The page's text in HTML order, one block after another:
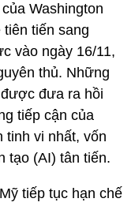
Washington
tiến sang
vào ngày 16/11,
thủ. Những
đưa ra hồi
tiếp cận của
tinh vi nhất, vốn
tạo (AI) tân tiến.
tiếp tục hạn chế